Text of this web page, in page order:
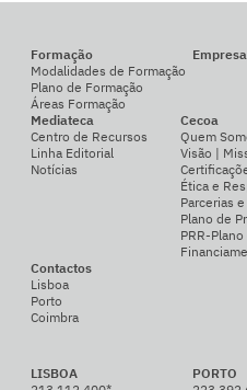
Formação
Modalidades de Formação
Plano de Formação
Áreas Formação
Mediateca
Centro de Recursos
Linha Editorial
Notícias
Cecoa
Quem
Visão |
Ética e
Parcerias
Plano de
PRR-
Contactos
Lisboa
Porto
Coimbra
LISBOA
PORTO